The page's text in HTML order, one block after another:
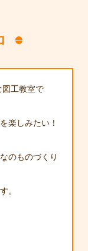
工教室で
楽しみたい！
のものづくり
。